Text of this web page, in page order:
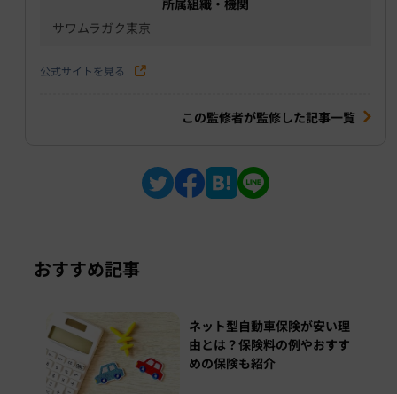
所属組織・機関
サワムラガク東京
公式サイトを見る
この監修者が監修した記事一覧
おすすめ記事
ネット型自動車保険が安い理
由とは？保険料の例やおすす
めの保険も紹介